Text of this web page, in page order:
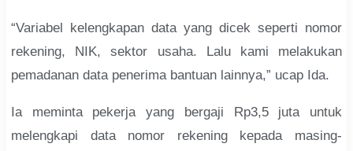
“Variabel kelengkapan data yang dicek seperti nomor
rekening, NIK, sektor usaha. Lalu kami melakukan
pemadanan data penerima bantuan lainnya,” ucap Ida.
Ia meminta pekerja yang bergaji Rp3,5 juta untuk
melengkapi data nomor rekening kepada masing-